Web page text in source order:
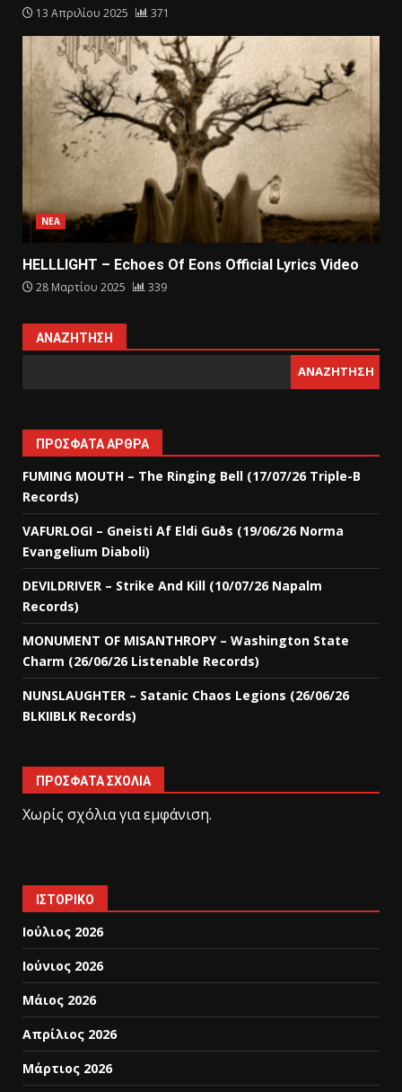
13 Απριλίου 2025 371
ΝΕΑ
HELLLIGHT – Echoes Of Eons Official Lyrics Video
28 Μαρτίου 2025 339
ΑΝΑΖΉΤΗΣΗ
ΑΝΑΖΉΤΗΣΗ
ΠΡΌΣΦΑΤΑ ΆΡΘΡΑ
FUMING MOUTH – The Ringing Bell (17/07/26 Triple-B
Records)
VAFURLOGI – Gneisti Af Eldi Guðs (19/06/26 Norma
Evangelium Diaboli)
DEVILDRIVER – Strike And Kill (10/07/26 Napalm
Records)
MONUMENT OF MISANTHROPY – Washington State
Charm (26/06/26 Listenable Records)
NUNSLAUGHTER – Satanic Chaos Legions (26/06/26
BLKIIBLK Records)
ΠΡΌΣΦΑΤΑ ΣΧΌΛΙΑ
Χωρίς σχόλια για εμφάνιση.
ΙΣΤΟΡΙΚΌ
Ιούλιος 2026
Ιούνιος 2026
Μάιος 2026
Απρίλιος 2026
Μάρτιος 2026